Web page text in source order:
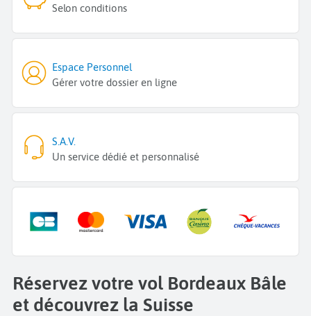
Selon conditions
Espace Personnel
Gérer votre dossier en ligne
S.A.V.
Un service dédié et personnalisé
Réservez votre vol Bordeaux Bâle
et découvrez la Suisse